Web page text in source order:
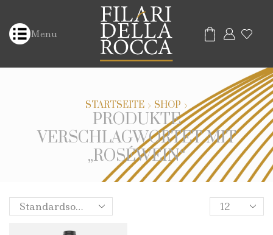
Menu
STARTSEITE SHOP
PRODUKTE
VERSCHLAGWORTET MIT
„ROSÉWEIN“